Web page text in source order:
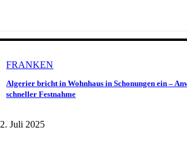
FRANKEN
Algerier bricht in Wohnhaus in Schonungen ein –
schneller Festnahme
2. Juli 2025